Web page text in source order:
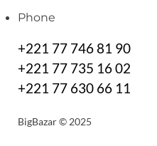
Phone
+221 77 746 81 90
+221 77 735 16 02
+221 77 630 66 11
BigBazar © 2025